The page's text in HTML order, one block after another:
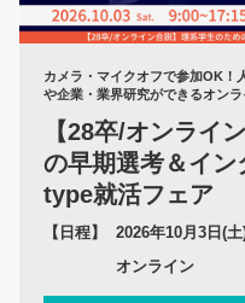
カメラ・マイクオフで参加OK！
や企業・業界研究ができるオンラ
【28卒/オンライ
の早期選考＆イン
type就活フェア
【日程】
2026年10月3日(
オンライン